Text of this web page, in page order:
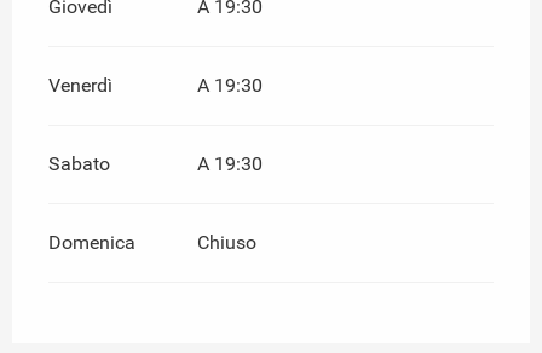
Giovedì A 19:30
Venerdì A 19:30
Sabato A 19:30
Domenica Chiuso